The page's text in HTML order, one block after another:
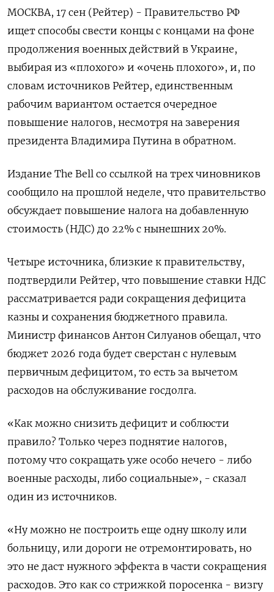
МОСКВА, 17 сен (Рейтер) - Правительство РФ
ищет способы свести концы с концами на фоне
продолжения военных действий в Украине,
выбирая из «плохого» и «очень плохого», и, по
словам источников Рейтер, единственным
рабочим вариантом остается очередное
повышение налогов, несмотря на заверения
президента Владимира Путина в обратном.
Издание The Bell со ссылкой на трех чиновников
сообщило на прошлой неделе, что правительство
обсуждает повышение налога на добавленную
стоимость (НДС) до 22% с нынешних 20%.
Четыре источника, близкие к правительству,
подтвердили Рейтер, что повышение ставки НДС
рассматривается ради сокращения дефицита
казны и сохранения бюджетного правила.
Министр финансов Антон Силуанов обещал, что
бюджет 2026 года будет сверстан с нулевым
первичным дефицитом, то есть за вычетом
расходов на обслуживание госдолга.
«Как можно снизить дефицит и соблюсти
правило? Только через поднятие налогов,
потому что сокращать уже особо нечего - либо
военные расходы, либо социальные», - сказал
один из источников.
«Ну можно не построить еще одну школу или
больницу, или дороги не отремонтировать, но
это не даст нужного эффекта в части сокращения
расходов. Это как со стрижкой поросенка - визгу